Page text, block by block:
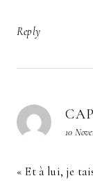
Reply
10
« Et à lui, je